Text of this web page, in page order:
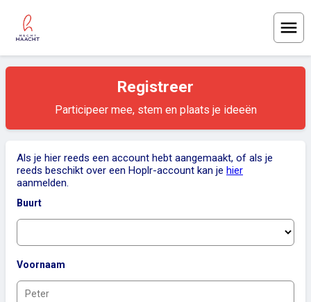
Registreer
Participeer mee, stem en plaats je ideeën
Als je hier reeds een account hebt aangemaakt, of als je
reeds beschikt over een Hoplr-account kan je hier
aanmelden.
Buurt
Voornaam